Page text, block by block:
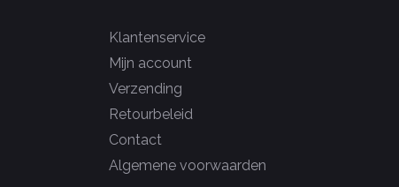
Klantenservice
Mijn account
Verzending
Retourbeleid
Contact
Algemene voorwaarden